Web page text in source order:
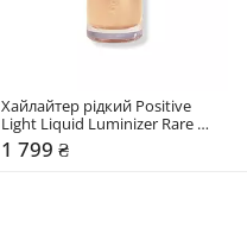
Хайлайтер рідкий Positive
Light Liquid Luminizer Rare
Beauty
1 799 ₴